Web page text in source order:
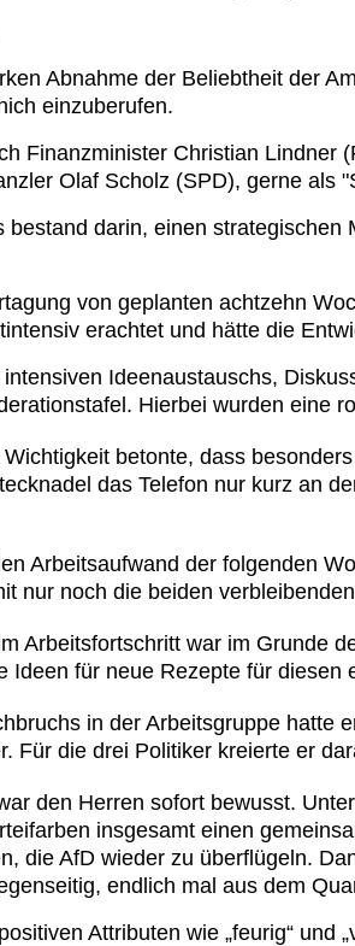
Abnahme der Beliebtheit der
einzuberufen.
Finanzminister Christian
Olaf Scholz (SPD), gerne als
bestand darin, einen
von geplanten achtzehn
erachtet und hätte die
Ideenaustauschs,
Hierbei wurden eine
betonte, dass
das Telefon nur kurz an
Arbeitsaufwand der folgenden
nur noch die beiden
Arbeitsfortschritt war im Grunde
Ideen für neue Rezepte für diesen
in der Arbeitsgruppe
Für die drei Politiker kreierte er
den Herren sofort bewusst.
insgesamt einen
die AfD wieder zu überflügeln.
endlich mal aus dem
Attributen wie „feurig“